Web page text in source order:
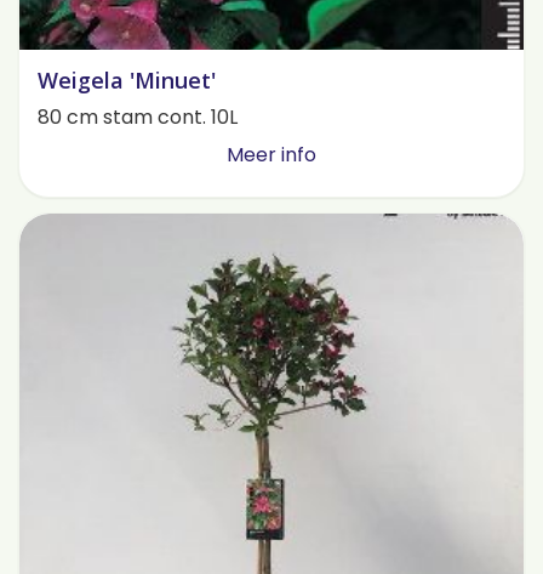
Weigela 'Minuet'
80 cm stam cont. 10L
Meer info